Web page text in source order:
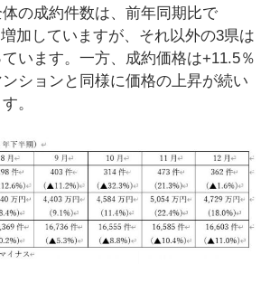
の成約件数は、前年同期比で
加していますが、それ以外の3県は
います。一方、成約価格は+11.5％
ションと同様に価格の上昇が続い
。